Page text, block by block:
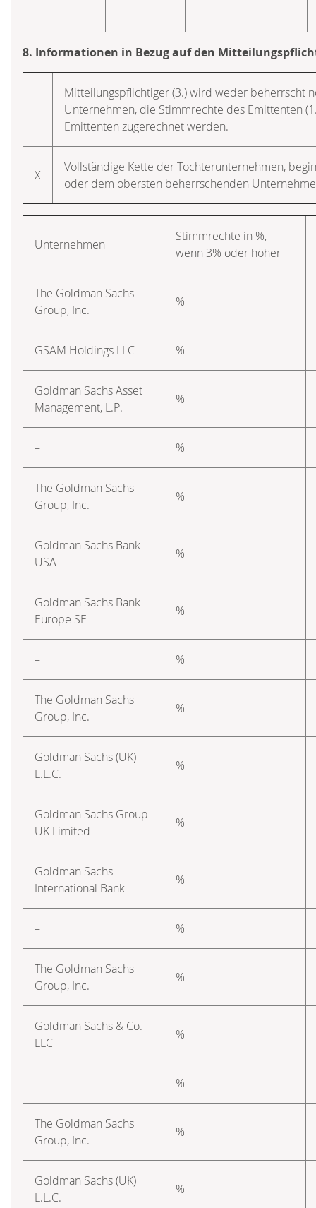
8. Informationen in Bezug auf den
Mitteilungspflichtiger (3.) wird weder beherrscht
Unternehmen, die Stimmrechte des Emittenten
Emittenten zugerechnet werden.
X
Vollständige Kette der Tochterunternehmen,
oder dem obersten beherrschenden
Unternehmen
Stimmrechte in %,
wenn 3% oder höher
The Goldman Sachs
Group, Inc.
%
GSAM Holdings LLC %
Goldman Sachs Asset
Management, L.P.
%
– %
The Goldman Sachs
Group, Inc.
%
Goldman Sachs Bank
USA
%
Goldman Sachs Bank
Europe SE
%
– %
The Goldman Sachs
Group, Inc.
%
Goldman Sachs (UK)
L.L.C.
%
Goldman Sachs Group
UK Limited
%
Goldman Sachs
International Bank
%
– %
The Goldman Sachs
Group, Inc.
%
Goldman Sachs & Co.
LLC
%
– %
The Goldman Sachs
Group, Inc.
%
Goldman Sachs (UK)
L.L.C.
%